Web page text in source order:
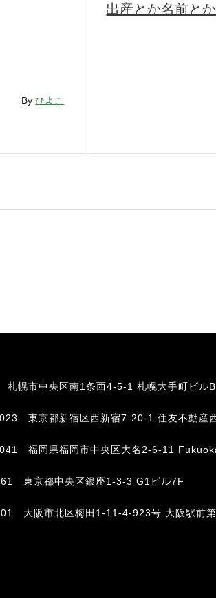
Byひよこ
出産とか名前とか
幌市中央区南1条西4-5-1 札幌大手町ビル
東京都新宿区西新宿7-20-1 住友不動産
福岡県福岡市中央区大名2-6-11
東京都中央区銀座1-3-3 G1ビル7F
大阪市北区梅田1-11-4-923号 大阪駅前